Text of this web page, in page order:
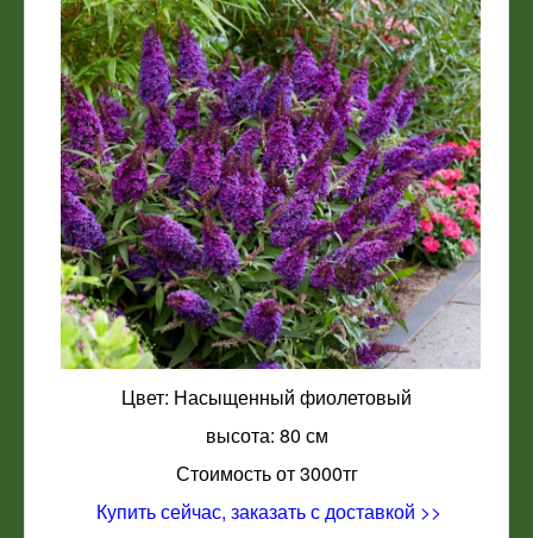
Цвет: Насыщенный фиолетовый
высота: 80 см
Стоимость от 3000тг
Купить сейчас, заказать с доставкой >>